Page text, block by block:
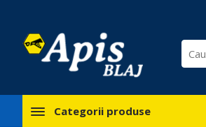
Categorii produse